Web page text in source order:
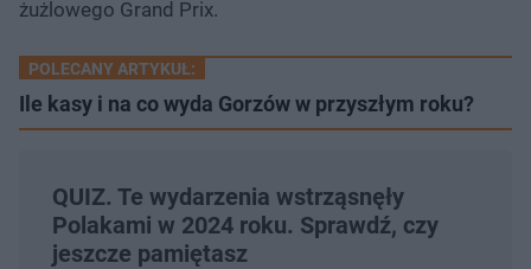
żużlowego Grand Prix.
POLECANY ARTYKUŁ:
Ile kasy i na co wyda Gorzów w przyszłym roku?
QUIZ. Te wydarzenia wstrząsnęły
Polakami w 2024 roku. Sprawdź, czy
jeszcze pamiętasz